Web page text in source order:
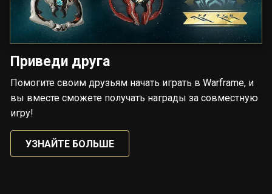
Приведи друга
Помогите своим друзьям начать играть в Warframe, и
вы вместе сможете получать награды за совместную
игру!
УЗНАЙТЕ БОЛЬШЕ